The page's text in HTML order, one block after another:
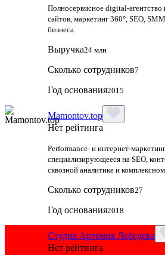
Полносервисное digital-агентство
сайтов, маркетинг 360°, SEO,
бизнеса.
Выручка24 млн
Сколько сотрудников7
Год основания2015
Mamontov.top
Нет рейтинга
Performance‑ и
специализирующееся на SEO,
сквозной аналитике и
Сколько сотрудников27
Год основания2018
Студия Артемия Лебедева
Нет рейтинга